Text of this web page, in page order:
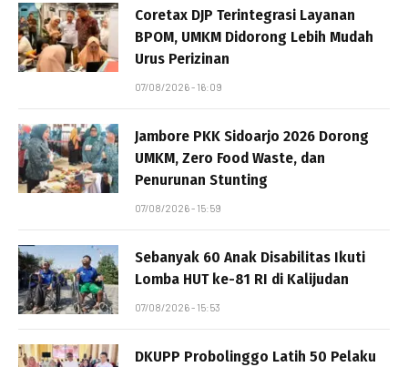
Coretax DJP Terintegrasi Layanan
BPOM, UMKM Didorong Lebih Mudah
Urus Perizinan
07/08/2026 - 16:09
Jambore PKK Sidoarjo 2026 Dorong
UMKM, Zero Food Waste, dan
Penurunan Stunting
07/08/2026 - 15:59
Sebanyak 60 Anak Disabilitas Ikuti
Lomba HUT ke-81 RI di Kalijudan
07/08/2026 - 15:53
DKUPP Probolinggo Latih 50 Pelaku